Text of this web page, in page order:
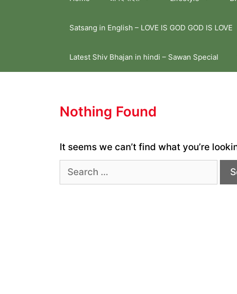
Satsang in English – LOVE IS GOD GOD IS LOVE
Latest Shiv Bhajan in hindi – Sawan Special
Nothing Found
It seems we can’t find what you’re
Search